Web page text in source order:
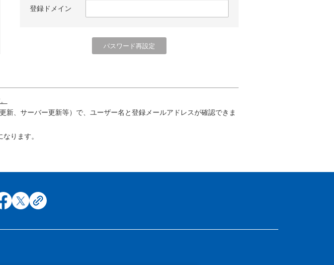
登録ドメイン
、サーバー更新等）で、ユーザー名と登録メールアドレスが確認できま
ります。
facebook
x copy